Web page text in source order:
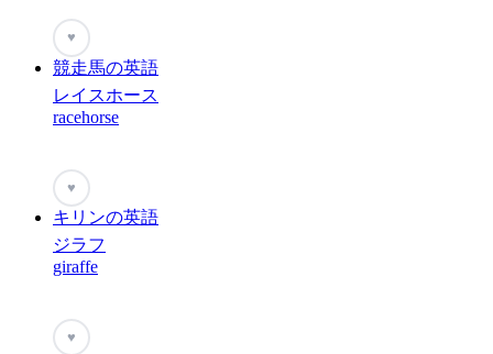
♥
競走馬の英語
レイスホース
racehorse
♥
キリンの英語
ジラフ
giraffe
♥